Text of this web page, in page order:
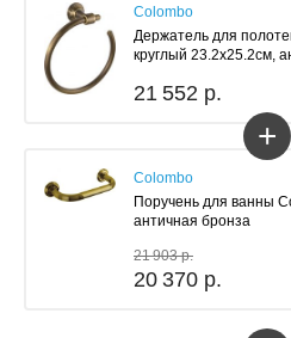
Colombo
Держатель для
круглый 23.2x25.2см,
21 552 р.
+
Colombo
Поручень для ванны
античная бронза
21 903 р.
20 370 р.